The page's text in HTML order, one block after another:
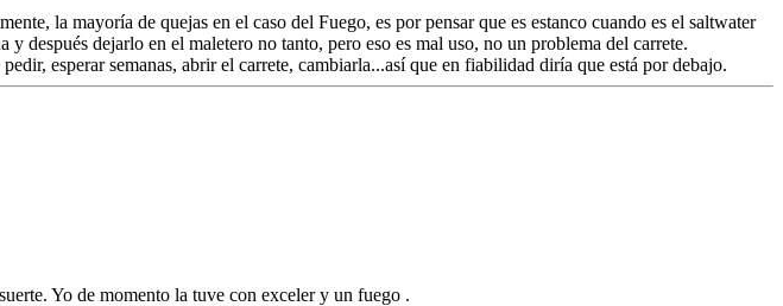
la mayoría de quejas en el caso del Fuego, es por pensar que es estanco cuando es el saltwater
después dejarlo en el maletero no tanto, pero eso es mal uso, no un problema del carrete.
esperar semanas, abrir el carrete, cambiarla...así que en fiabilidad diría que está por debajo.
Yo de momento la tuve con exceler y un fuego .